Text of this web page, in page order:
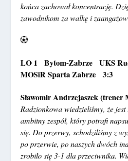
końca zachował koncentrację.
zawodnikom za walkę i
LO 1 Bytom-Zabrze UKS
MOSiR Sparta Zabrze 3:3
Sławomir Andrzejaszek (trener
Radzionkowa wiedzieliśmy, że
ambitny zespół, który potrafi
się. Do przerwy, schodziliśmy z
po przerwie, po naszych dwóch
zrobiło się 3-1 dla przeciwnika.